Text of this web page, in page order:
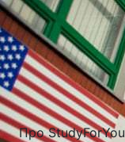
Про StudyForYou